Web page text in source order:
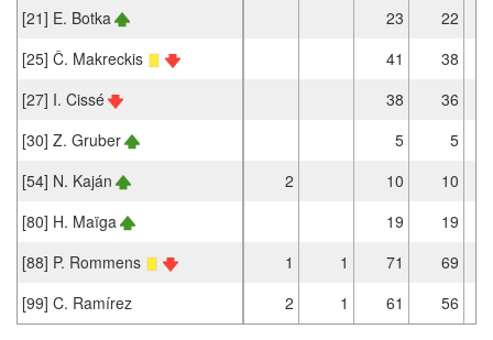
[21] E. Botka
23
22
[25] Č. Makreckis
41
38
[27] I. Cissé
38
36
[30] Z. Gruber
5
5
[54] N. Kaján
2 10
10
[80] H. Maïga
19
19
[88] P. Rommens
1 1 71
69
[99] C. Ramírez
2 1 61 56